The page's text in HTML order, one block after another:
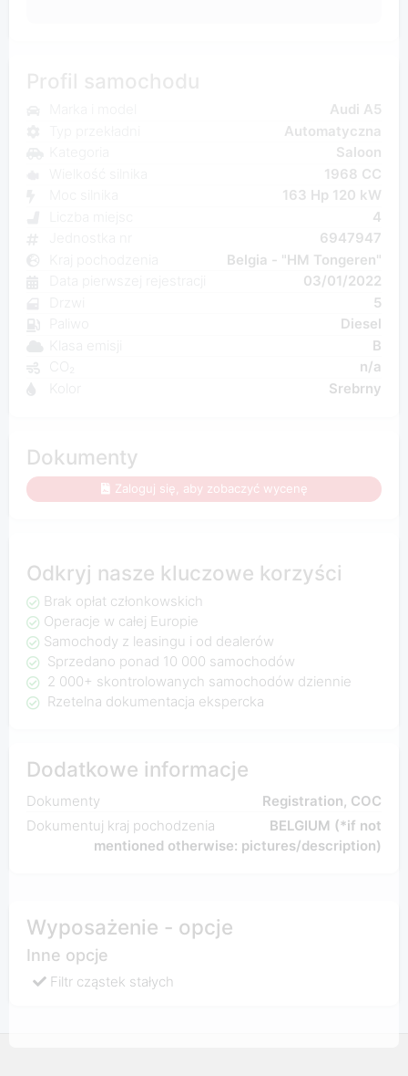
Audi A5
Automatyczna
Saloon
1968 CC
163 Hp 120 kW
4
6947947
Belgia - "HM Tongeren"
03/01/2022
5
Diesel
B
n/a
Srebrny
Dokumenty
Zaloguj się, aby zobaczyć wycenę
Odkryj nasze kluczowe korzyści
Brak opłat członkowskich
Operacje w całej Europie
Samochody z leasingu i od dealerów
Sprzedano ponad 10 000 samochodów
2 000+ skontrolowanych samochodów dziennie
Rzetelna dokumentacja ekspercka
Dodatkowe informacje
Dokumenty
Registration, COC
Dokumentuj kraj pochodzenia
BELGIUM (*if not
mentioned otherwise: pictures/description)
Wyposażenie - opcje
Inne opcje
Filtr cząstek stałych